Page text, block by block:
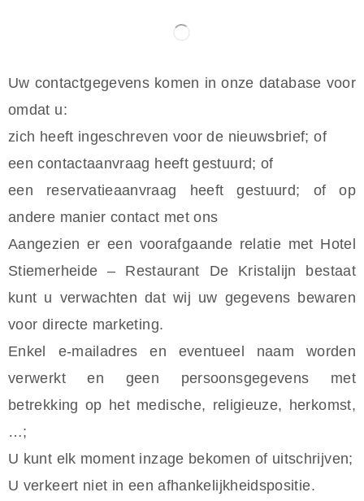
Uw contactgegevens komen in onze database voor
omdat u:
zich heeft ingeschreven voor de nieuwsbrief; of
een contactaanvraag heeft gestuurd; of
een reservatieaanvraag heeft gestuurd; of op
andere manier contact met ons
Aangezien er een voorafgaande relatie met Hotel
Stiemerheide – Restaurant De Kristalijn bestaat
kunt u verwachten dat wij uw gegevens bewaren
voor directe marketing.
Enkel e-mailadres en eventueel naam worden
verwerkt en geen persoonsgegevens met
betrekking op het medische, religieuze, herkomst,
…;
U kunt elk moment inzage bekomen of uitschrijven;
U verkeert niet in een afhankelijkheidspositie.